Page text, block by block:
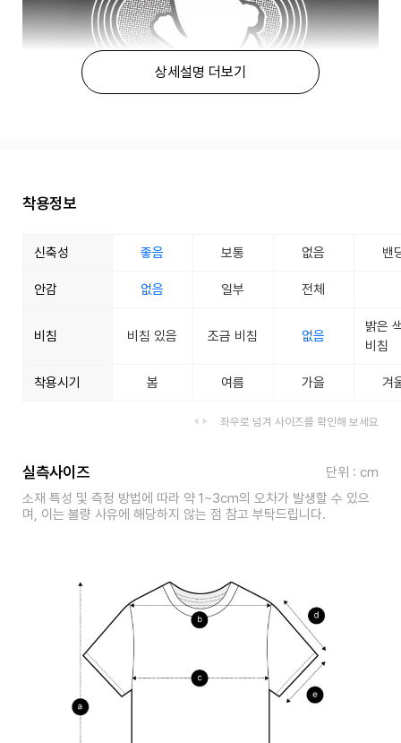
상세설명 더보기
착용정보
신축성 좋음 보통 없음 밴
안감 없음 일부 전체
비침 비침 있음 조금 비침 없음
밝은
비침
착용시기 봄 여름 가을 겨
좌우로 넘겨 사이즈를 확인해 보세요
실측사이즈
단위 : cm
소재 특성 및 측정 방법에 따라 약 1~3cm의 오차가 발생할 수 있으
며, 이는 불량 사유에 해당하지 않는 점 참고 부탁드립니다.